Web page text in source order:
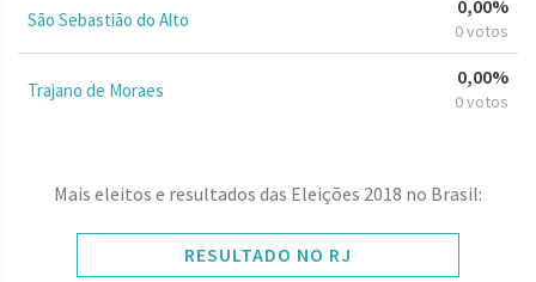
São Sebastião do Alto
0,00%
0 votos
Trajano de Moraes
0,00%
0 votos
Mais eleitos e resultados das Eleições 2018 no Brasil:
RESULTADO NO RJ